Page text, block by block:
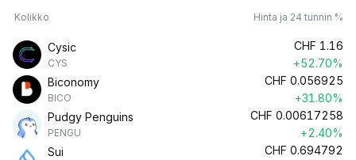
Kolikko Hinta ja 24 tunnin %
Cysic
CYS
CHF 1.16
+52.70%
Biconomy
BICO
CHF 0.056925
+31.80%
Pudgy Penguins
PENGU
CHF 0.00617258
+2.40%
Sui
CHF 0.694792